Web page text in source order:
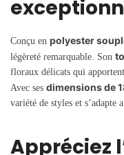
Conçu en polyester
légèreté remarquable. Son
floraux délicats qui
Avec ses dimensions de
variété de styles et s’adapte
Appréciez